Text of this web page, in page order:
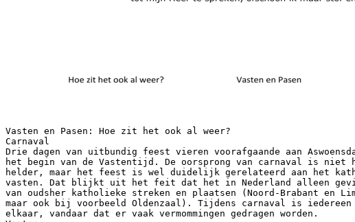
Vasten en Pasen: Hoe zit het ook al weer?
Carnaval
Drie dagen van uitbundig feest vieren voorafgaande aan
het begin van de Vastentijd. De oorsprong van carnaval is niet
helder, maar het feest is wel duidelijk gerelateerd aan het
vasten. Dat blijkt uit het feit dat het in Nederland alleen
van oudsher katholieke streken en plaatsen (Noord-Brabant en
maar ook bij voorbeeld Oldenzaal). Tijdens carnaval is
elkaar, vandaar dat er vaak vermommingen gedragen worden.